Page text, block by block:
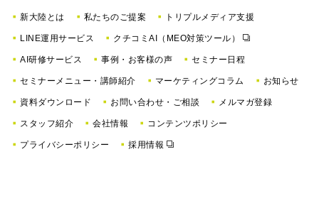
新大陸とは 私たちのご提案 トリプルメディア支援
LINE運用サービス クチコミAI（MEO対策ツール）
AI研修サービス 事例・お客様の声 セミナー日程
セミナーメニュー・講師紹介 マーケティングコラム お知らせ
資料ダウンロード お問い合わせ・ご相談 メルマガ登録
スタッフ紹介 会社情報 コンテンツポリシー
プライバシーポリシー 採用情報